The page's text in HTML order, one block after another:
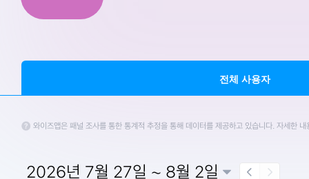
전체 사용자
와이즈앱은 패널 조사를 통한 통계적 추정을 통해 데이터를 제공하고 있습니다. 자세한
2026년 7월 27일 ~ 8월 2일